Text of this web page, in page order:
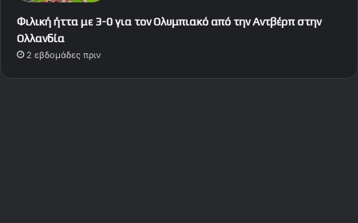
Φιλική ήττα με 3-0 για τον Ολυμπιακό από την Αντβέρπ στην
Ολλανδία
2 εβδομάδες πριν